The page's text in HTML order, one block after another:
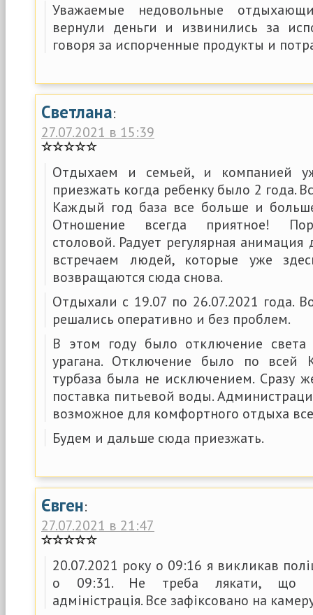
Уважаемые недовольные
вернули деньги и извинились за
говоря за испорченные продукты и
Светлана:
27.07.2021 в 15:39
Отдыхаем и семьей, и компанией
приезжать когда ребенку было 2 года.
Каждый год база все больше и больше
Отношение всегда приятное!
столовой. Радует регулярная анимация
встречаем людей, которые уже
возвращаются сюда снова.
Отдыхали с 19.07 по 26.07.2021 года.
решались оперативно и без проблем.
В этом году было отключение света
урагана. Отключение было по всей
турбаза была не исключением. Сразу
поставка питьевой воды.
возможное для комфортного отдыха
Будем и дальше сюда приезжать.
Євген:
27.07.2021 в 21:47
20.07.2021 року о 09:16 я викликав
о 09:31. Не треба лякати, що
адміністрація. Все зафіксовано на